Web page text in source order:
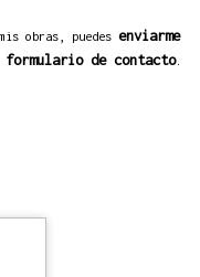
obras, puedes enviarme
formulario de contacto.